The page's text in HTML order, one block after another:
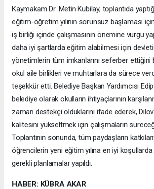
Kaymakam Dr. Metin Kubilay, toplantıda
eğitim-öğretim yılının sorunsuz başlaması
iş birliği içinde çalışmasının önemine vurgu
daha iyi şartlarda eğitim alabilmesi için
yönetimlerin tüm imkanlarını seferber ettiğini
okul aile birlikleri ve muhtarlara da sürece
teşekkür etti. Belediye Başkan Yardımcısı
belediye olarak okulların ihtiyaçlarının
zaman destekçi olduklarını ifade ederek,
kalitesini yükseltmek için çalışmaların
Toplantının sonunda, tüm paydaşların
öğrencilerin yeni eğitim yılına en iyi
gerekli planlamalar yapıldı.
HABER: KÜBRA AKAR